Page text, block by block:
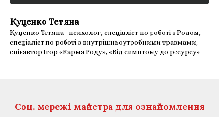
Куценко Тетяна
Куценко Тетяна - психолог, спеціаліст по роботі з Родом,
спеціаліст по роботі з внутрішньоутробними травмами,
співавтор Ігор «Карма Роду», «Від симптому до ресурсу»
Соц. мережі майстра для ознайомлення